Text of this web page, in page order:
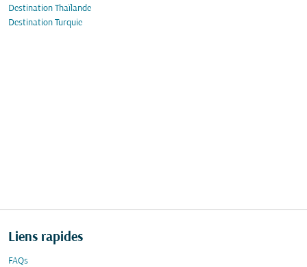
Destination Thaïlande
Destination Turquie
Liens rapides
FAQs